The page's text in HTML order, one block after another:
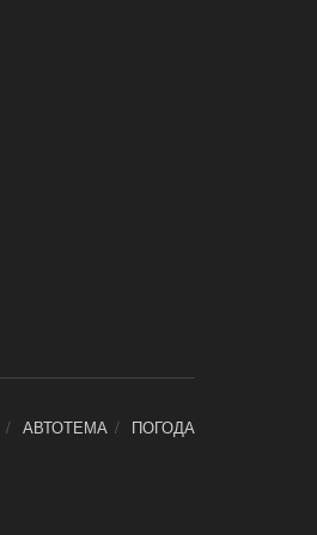
АВТОТЕМА ПОГОДА